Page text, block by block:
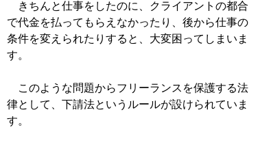
きちんと仕事をしたのに、クライアントの都合
で代金を払ってもらえなかったり、後から仕事の
条件を変えられたりすると、大変困ってしまいま
す。
このような問題からフリーランスを保護する法
律として、下請法というルールが設けられていま
す。